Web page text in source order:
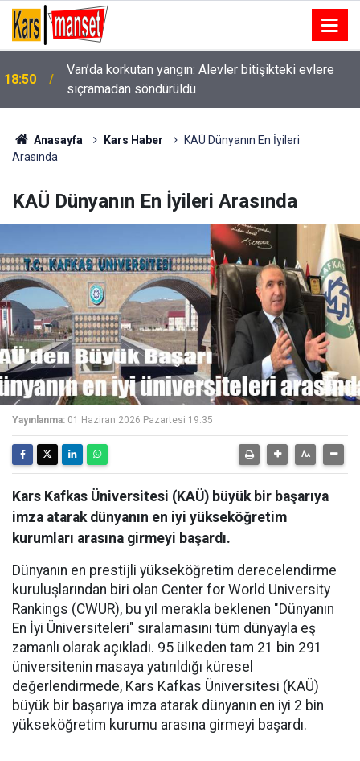
18:46
İçişleri Bakanı Mustafa Çiftçi: "‘Terörsüz Türkiye’
teklifi kanun olarak Türkiye Büyük Millet
Meclisinden geçmiş olacak. Burada en büyük pay
Anasayfa Kars Haber
KAÜ Dünyanın En İyileri
Arasında
KAÜ Dünyanın En İyileri Arasında
Yayınlanma: 01 Haziran 2026 Pazartesi 19:35
Kars Kafkas Üniversitesi (KAÜ) büyük bir başarıya
imza atarak dünyanın en iyi yükseköğretim
kurumları arasına girmeyi başardı.
Dünyanın en prestijli yükseköğretim derecelendirme
kuruluşlarından biri olan Center for World University
Rankings (CWUR), bu yıl merakla beklenen "Dünyanın
En İyi Üniversiteleri" sıralamasını tüm dünyayla eş
zamanlı olarak açıkladı. 95 ülkeden tam 21 bin 291
üniversitenin masaya yatırıldığı küresel
değerlendirmede, Kars Kafkas Üniversitesi (KAÜ)
büyük bir başarıya imza atarak dünyanın en iyi 2 bin
yükseköğretim kurumu arasına girmeyi başardı.